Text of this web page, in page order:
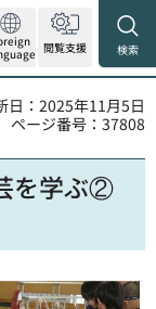
閲覧支援 検索
日：2025年11月5日
ページ番号：37808
を学ぶ②